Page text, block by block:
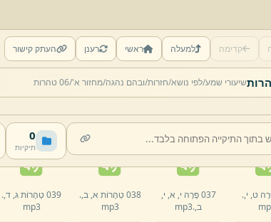
קדימה למעלה ראשי רענן העתק קישור
שיעורי שמע/לפי נושא/חזרות/ובהם נהגה/מחזור א'/06 טהרות
0
תיקיות
mp3
17/06/
mp3
17/06/2026 00:25
mp3
17/06/2026 00:25
mp3
17/06/2026 00:25
י,.
037 פָּרָה י, א, י,
ב,.
mp3
038 טְהָרוֹת א, ב,.
mp3
039 טְהָרוֹת ג, ד,.
mp3